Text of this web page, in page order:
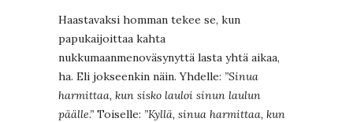
Haastavaksi homman tekee se, kun
papukaijoittaa kahta
nukkumaanmenoväsynyttä lasta yhtä aikaa,
ha. Eli jokseenkin näin. Yhdelle: ”Sinua
harmittaa, kun sisko lauloi sinun laulun
päälle.” Toiselle: ”Kyllä, sinua harmittaa, kun